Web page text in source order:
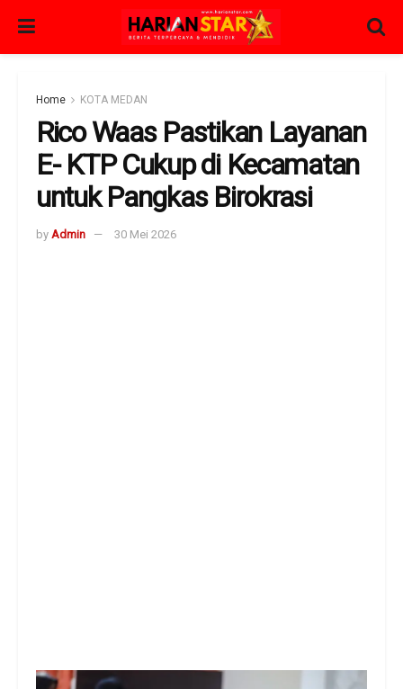
Home KOTA MEDAN
Rico Waas Pastikan Layanan
E- KTP Cukup di Kecamatan
untuk Pangkas Birokrasi
by Admin 30 Mei 2026